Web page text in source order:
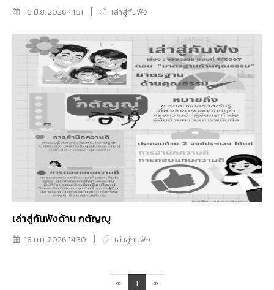
16 มิ.ย. 2026 14:31 เล่าสู่กันฟัง
เล่าสู่กันฟังด้าน กตัญญู
16 มิ.ย. 2026 14:30 เล่าสู่กันฟัง
« 1 »